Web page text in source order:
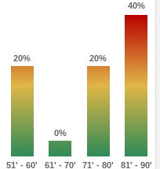
20%
0%
20%
40%
51' - 60' 61' - 70' 71' - 80' 81' - 90'